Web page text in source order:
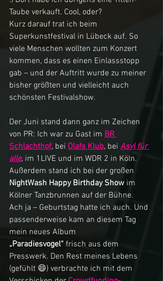
Taube verkauft. Cool, oder?
Kurz darauf trat ich beim
Superkunstfestival in Lübeck auf. So
viele Menschen wollten zum Konzert
kommen, dass es einen Einlassstopp
gab – und der Auftritt wurde zu meiner
bisher größten und vielleicht auch
schönsten Festivalshow.
Der Juni stand dann ganz im Zeichen
von PR: Ich war zu Gast im BR
Schlachthof, bei Olafs Klub, bei Asyl für
alle, im 1LIVE und im WDR 2 in Köln.
Außerdem stand ich bei der großen
NightWash Happy Birthday Show im
Kölner Tanzbrunnen auf der Bühne.
Ach ja – Geburtstag hatte ich auch. Und
passenderweise kam an diesem Tag
mein neues Album
„Paradiesvogel“ frisch aus dem
Presswerk. Den Rest meines Lebens
(gefühlt 😄) verbrachte ich mit dem